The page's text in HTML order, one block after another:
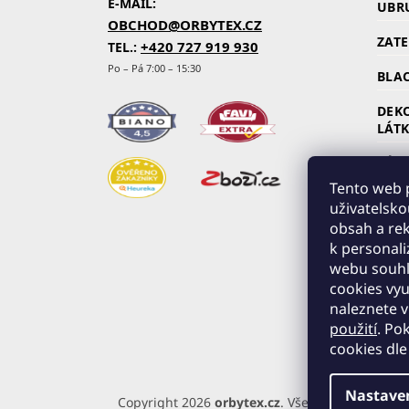
Tento web
obsah a
k
webu
cookies
naleznete
použití.
cookies
OBCHOD@ORBYTEX.CZ
TEL.: +420 727 919 930
Po – Pá 7:00 – 15:30
Copyright 2026 orbytex.cz. Všechna práva